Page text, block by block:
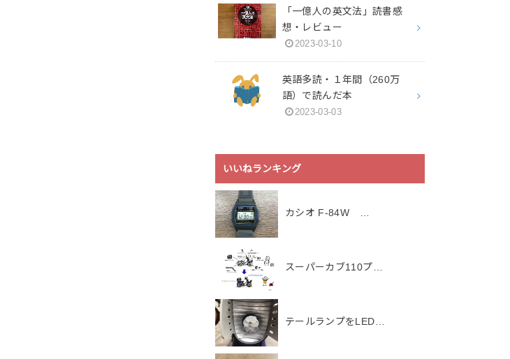
「一億人の英文法」読書感
想・レビュー
2023-03-10
英語多読・１年間（260万
語）で読んだ本
2023-03-03
いいねランキング
カシオ F-84W …
スーパーカブ110プ…
テールランプをLED…